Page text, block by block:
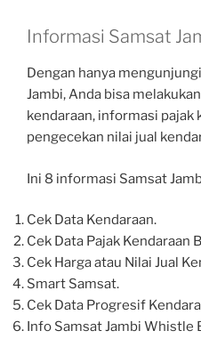
Informasi Samsat
Dengan hanya
Jambi, Anda bisa
kendaraan, informasi pajak
pengecekan nilai jual
Ini 8 informasi Samsat
Cek Data Kendaraan.
Cek Data Pajak Kendaraan
Cek Harga atau Nilai Jual
Smart Samsat.
Cek Data Progresif
Info Samsat Jambi Whistle